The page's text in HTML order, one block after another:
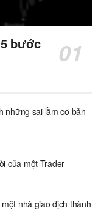
bước
những sai lầm cơ bản
của một Trader
nhà giao dịch thành